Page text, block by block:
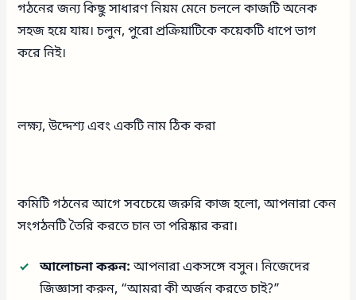
গঠনের জন্য কিছু সাধারণ নিয়ম মেনে চললে কাজটি অনেক
সহজ হয়ে যায়। চলুন, পুরো প্রক্রিয়াটিকে কয়েকটি ধাপে ভাগ
করে নিই।
লক্ষ্য, উদ্দেশ্য এবং একটি নাম ঠিক করা
কমিটি গঠনের আগে সবচেয়ে জরুরি কাজ হলো, আপনারা কেন
সংগঠনটি তৈরি করতে চান তা পরিষ্কার করা।
আলোচনা করুন:আপনারা একসঙ্গে বসুন। নিজেদের
জিজ্ঞাসা করুন, “আমরা কী অর্জন করতে চাই?”